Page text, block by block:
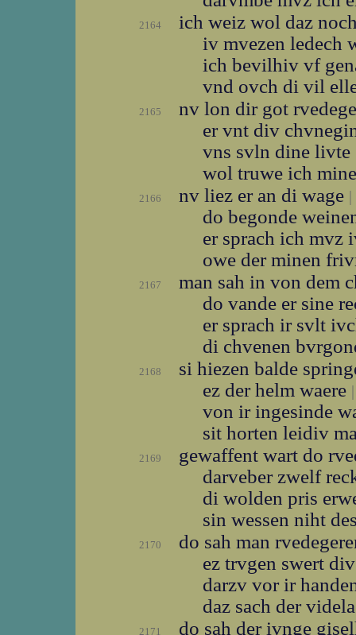
2164
ich weiz wol daz
iv mvezen ledech
ich bevilhiv vf
vnd ovch di vil
2165
nv lon dir got
er vnt div
vns svln dine livte
wol truwe ich
2166 nv liez er an di wage |
do begonde
er sprach ich mvz
owe der minen
2167
man sah in von dem
do vande er sine
er sprach ir svlt
di chvenen
2168
si hiezen balde
ez der helm waere |
von ir ingesinde
sit horten leidiv
2169
gewaffent wart do
darveber zwelf
di wolden pris
sin wessen niht
2170
do sah man
ez trvgen swert
darzv vor ir
daz sach der
2171
do sah der ivnge